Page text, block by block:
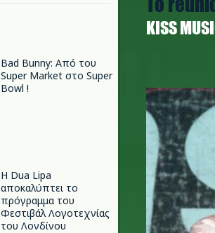
Bad Bunny: Από του
Super Market στο Super
Bowl !
Η Dua Lipa
αποκαλύπτει το
πρόγραμμα του
Φεστιβάλ Λογοτεχνίας
του Λονδίνου
ΚISS
o.jpg